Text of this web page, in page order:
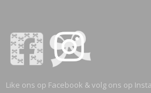
Like ons op Facebook & volg ons op